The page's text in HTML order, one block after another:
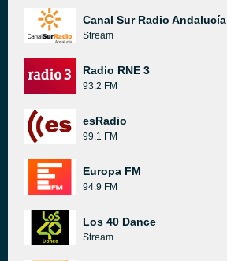
Canal Sur Radio Andalucía
Stream
Radio RNE 3
93.2 FM
esRadio
99.1 FM
Europa FM
94.9 FM
Los 40 Dance
Stream